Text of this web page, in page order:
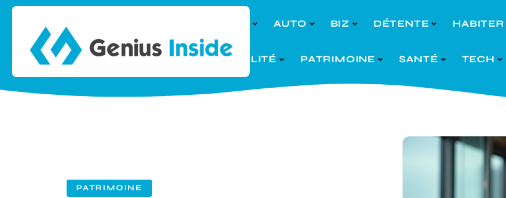
AUTO BIZ DÉTENTE HABITER
PARENTALITÉ PATRIMOINE SANTÉ TECH
PATRIMOINE